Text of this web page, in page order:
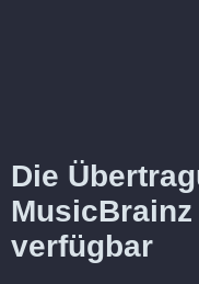
Die
verfügbar